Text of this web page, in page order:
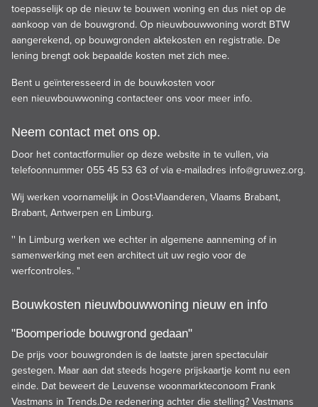
toepasselijk op de nieuw te bouwen woning en dus niet op de
aankoop van de bouwgrond. Op nieuwbouwwoning wordt BTW
aangerekend, op bouwgronden aktekosten en registratie. De
lening brengt ook bepaalde kosten met zich mee.
Bent u geïnteresseerd in de bouwkosten voor
een nieuwbouwwoning contacteer ons voor meer info.
Neem contact met ons op.
Door het contactformulier op deze website in te vullen, via
telefoonnummer 055 45 53 63 of via e-mailadres info@gruwez.org.
Wij werken voornamelijk in Oost-Vlaanderen, Vlaams Brabant,
Brabant, Antwerpen en Limburg.
'' In Limburg werken we echter in algemene aanneming of in
samenwerking met een architect uit uw regio voor de
werfcontroles. "
Bouwkosten nieuwbouwwoning nieuw en info
"Boomperiode bouwgrond gedaan"
De prijs voor bouwgronden is de laatste jaren spectaculair
gestegen. Maar aan dat steeds hogere prijskaartje komt nu een
einde. Dat beweert de Leuvense woonmarkteconoom Frank
Vastmans in Trends.De redenering achter die stelling? Vastmans